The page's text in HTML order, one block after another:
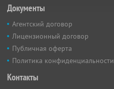
Документы
Агентский договор
Лицензионный договор
Публичная оферта
Политика конфиденциальности
Контакты